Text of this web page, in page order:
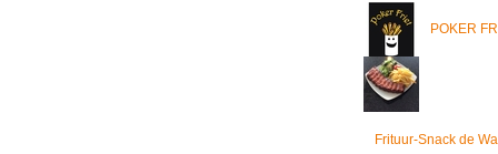
POKER
Frituur-Snack de